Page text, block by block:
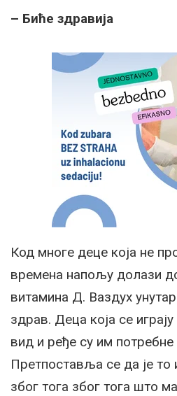
– Биће здравија
Код многе деце која не
времена напољу долази
витамина Д. Ваздух
здрав. Деца која се
вид и ређе су им потребне
Претпоставља се да је то
због тога због тога што